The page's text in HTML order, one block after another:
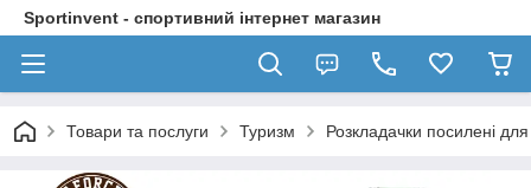
Sportinvent - спортивний інтернет магазин
Товари та послуги Туризм Розкладачки посилені для